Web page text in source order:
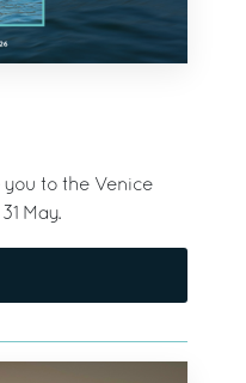
you to the Venice
May.